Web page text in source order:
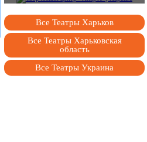
Все Театры Харьков
Все Театры Харьковская
область
Все Театры Украина